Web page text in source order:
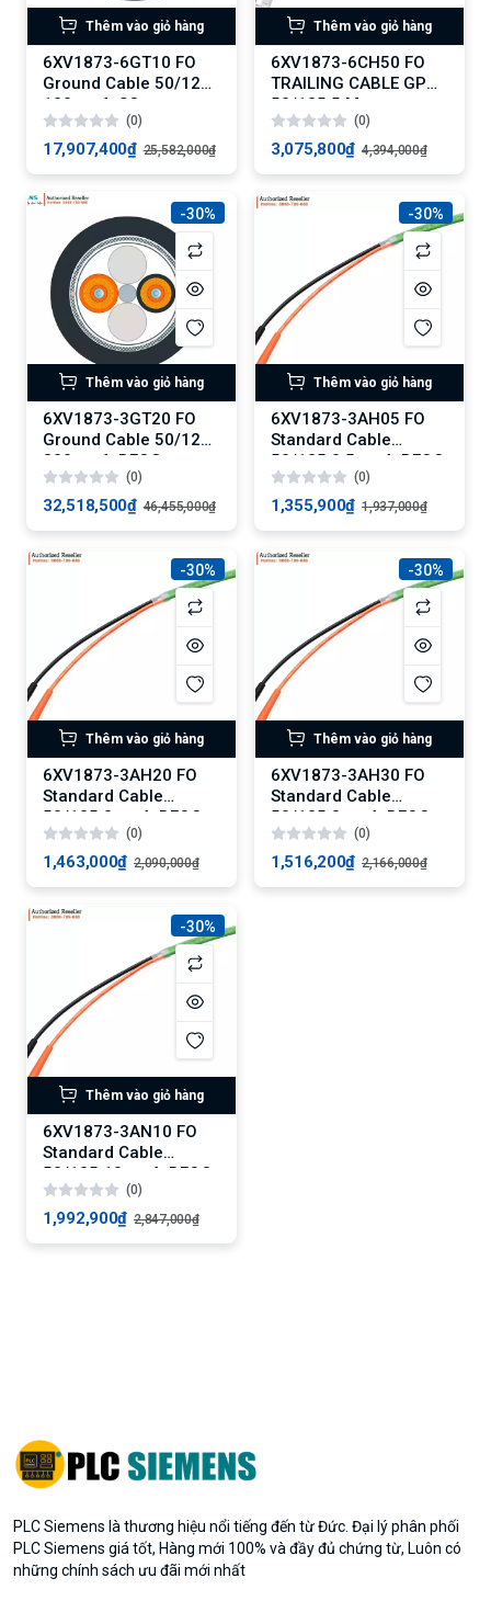
Thêm vào giỏ hàng
6XV1873-6GT10 FO
Ground Cable 50/125
100 m, 4xSC
(0)
17,907,400₫ 25,582,000₫
Thêm vào giỏ hàng
6XV1873-6CH50 FO
TRAILING CABLE GP
50/125 5 M
(0)
3,075,800₫ 4,394,000₫
-30%
Thêm vào giỏ hàng
6XV1873-3GT20 FO
Ground Cable 50/125
200 m, 4xBFOC
(0)
32,518,500₫ 46,455,000₫
-30%
Thêm vào giỏ hàng
6XV1873-3AH05 FO
Standard Cable
50/125 0.5 m, 4xBFOC
(0)
1,355,900₫ 1,937,000₫
-30%
Thêm vào giỏ hàng
6XV1873-3AH20 FO
Standard Cable
50/125 2 m, 4xBFOC
(0)
1,463,000₫ 2,090,000₫
-30%
Thêm vào giỏ hàng
6XV1873-3AH30 FO
Standard Cable
50/125 3 m, 4xBFOC
(0)
1,516,200₫ 2,166,000₫
-30%
Thêm vào giỏ hàng
6XV1873-3AN10 FO
Standard Cable
50/125 10 m, 4xBFOC
(0)
1,992,900₫ 2,847,000₫
PLC Siemens là thương hiệu nổi tiếng đến từ Đức. Đại lý phân phối
PLC Siemens giá tốt, Hàng mới 100% và đầy đủ chứng từ, Luôn có
những chính sách ưu đãi mới nhất